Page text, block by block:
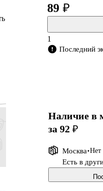
Открытка
349
89 ₽
1
Последний
Наличие в
за 92 ₽
Москва Нет
Есть в